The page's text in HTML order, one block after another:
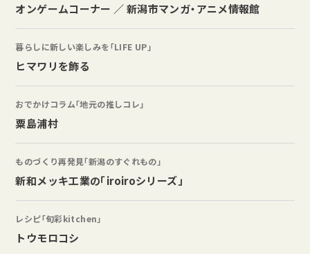
オンゲームコーナー ／ 新潟市マンガ・アニメ情報館
暮らしに新しい楽しみを「LIFE UP」
ヒマワリを飾る
おでかけコラム「地元の推しコレ」
粟島浦村
ものづくり再発見「新潟のすぐれもの」
新和メッキ工業の「iroiroシリーズ」
レシピ「旬彩kitchen」
トウモロコシ